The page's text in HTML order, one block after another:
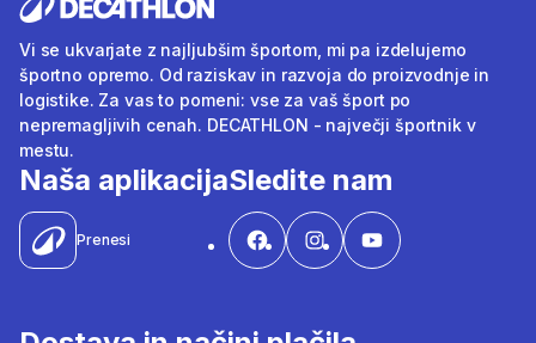
Vi se ukvarjate z najljubšim športom, mi pa izdelujemo
športno opremo. Od raziskav in razvoja do proizvodnje in
logistike. Za vas to pomeni: vse za vaš šport po
nepremagljivih cenah. DECATHLON - največji športnik v
mestu.
Naša aplikacija
Prenesi
Sledite nam